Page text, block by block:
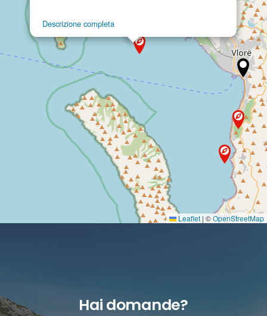
Descrizione completa
Leaflet | ©OpenStreetMap
Hai domande?